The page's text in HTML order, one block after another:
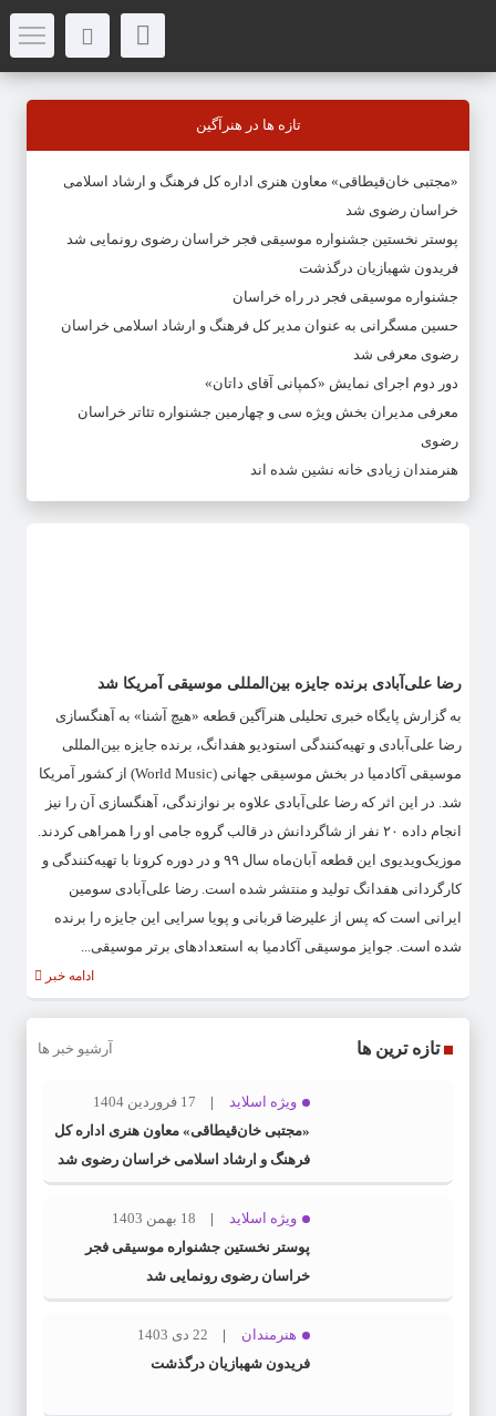
تازه ها در هنرآگین
«مجتبی خان‌قیطاقی» معاون هنری اداره کل فرهنگ و ارشاد اسلامی
خراسان رضوی شد
پوستر نخستین جشنواره موسیقی فجر خراسان رضوی رونمایی شد
فریدون شهبازیان درگذشت
جشنواره موسیقی فجر در راه خراسان
حسین مسگرانی به عنوان مدیر کل فرهنگ و ارشاد اسلامی خراسان
رضوی معرفی شد
دور دوم اجرای نمایش «کمپانی آقای داتان»
معرفی مدیران بخش ویژه سی و چهارمین جشنواره تئاتر خراسان
رضوی
هنرمندان زیادی خانه نشین شده اند
رضا علی‌آبادی برنده جایزه بین‌المللی موسیقی آمریکا شد
به گزارش پایگاه خبری تحلیلی هنرآگین قطعه «هیچ آشنا» به آهنگسازی
رضا علی‌آبادی و تهیه‌کنندگی استودیو هفدانگ، برنده جایزه بین‌المللی
موسیقی آکادمیا در بخش موسیقی جهانی (World Music) از کشور آمریکا
شد. در این اثر که رضا علی‌آبادی علاوه بر نوازندگی، آهنگسازی آن را نیز
انجام داده ۲۰ نفر از شاگردانش در قالب گروه جامی او را همراهی کردند.
موزیک‌ویدیوی این قطعه آبان‌ماه سال ۹۹ و در دوره کرونا با تهیه‌کنندگی و
کارگردانی هفدانگ تولید و منتشر شده است. رضا علی‌آبادی سومین
ایرانی است که پس از علیرضا قربانی و پویا سرایی این جایزه را برنده
شده است. جوایز موسیقی آکادمیا به استعدادهای برتر موسیقی...
ادامه خبر
تازه ترین ها آرشیو خبر ها
ویژه اسلاید
17 فروردین 1404
«مجتبی خان‌قیطاقی» معاون هنری اداره کل
فرهنگ و ارشاد اسلامی خراسان رضوی شد
ویژه اسلاید
18 بهمن 1403
پوستر نخستین جشنواره موسیقی فجر
خراسان رضوی رونمایی شد
هنرمندان
22 دی 1403
فریدون شهبازیان درگذشت